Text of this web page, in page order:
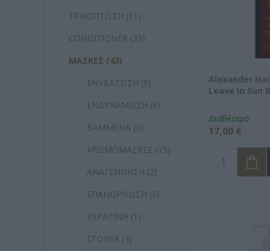
Alexander
Leave In Sun
Διαθέσιμο
17,00 €
ΤΡΙΧΟΠΤΩΣΗ (31)
CONDITIONER (33)
ΜΑΣΚΕΣ (43)
ΕΝΥΔΑΤΩΣΗ (5)
ΕΝΔΥΝΑΜΩΣΗ (6)
ΒΑΜΜΕΝΑ (3)
ΧΡΩΜΟΜΑΣΚΕΣ (15)
ΑΝΑΓΕΝΝΗΣΗ (2)
ΕΠΑΝΟΡΘΩΣΗ (5)
ΚΕΡΑΤΙΝΗ (1)
ΣΓΟΥΡΑ (3)